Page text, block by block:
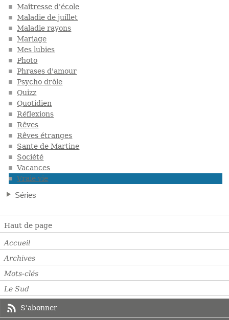
Maîtresse d'école
Maladie de juillet
Maladie rayons
Mariage
Mes lubies
Photo
Phrases d'amour
Psycho drôle
Quizz
Quotidien
Réflexions
Rêves
Rêves étranges
Sante de Martine
Société
Vacances
Vraie vie
Séries
Haut de page
Accueil
Archives
Mots-clés
Le Sud
S'abonner